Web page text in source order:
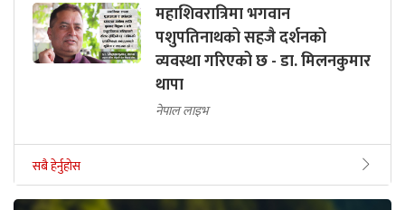
महाशिवरात्रिमा भगवान
पशुपतिनाथको सहजै दर्शनको
व्यवस्था गरिएको छ - डा. मिलनकुमार
थापा
नेपाल लाइभ
सबै हेर्नुहोस